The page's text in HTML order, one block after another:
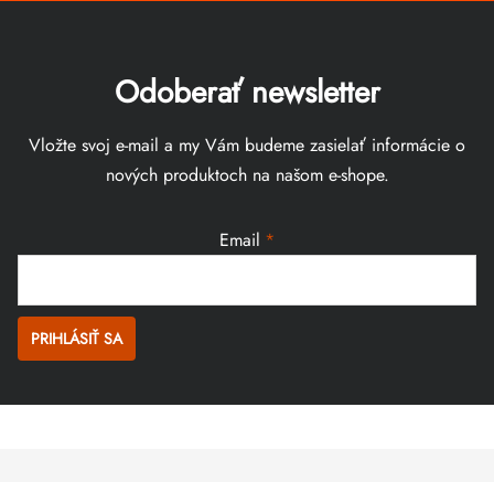
Odoberať newsletter
Vložte svoj e-mail a my Vám budeme zasielať informácie o
nových produktoch na našom e-shope.
Email
PRIHLÁSIŤ SA